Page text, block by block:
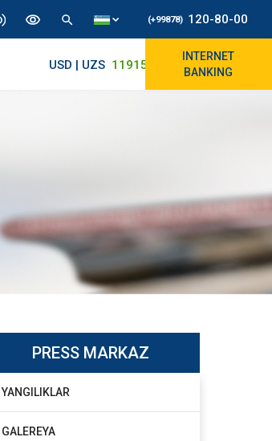
(+99878) 120-80-00
USD | UZS 11915.64 11890/12010
INTERNET
BANKING
PRESS MARKAZ
YANGILIKLAR
GALEREYA